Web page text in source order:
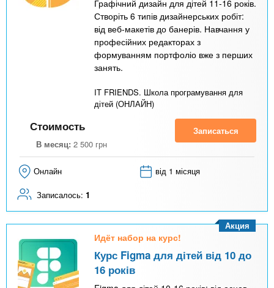
Графічний дизайн для дітей 11-16 років.
Створіть 6 типів дизайнерських робіт:
від веб-макетів до банерів. Навчання у
професійних редакторах з
формуванням портфоліо вже з перших
занять.
IT FRIENDS. Школа програмування для
дітей (ОНЛАЙН)
Стоимость
В месяц: 2 500 грн
Записаться
Онлайн від 1 місяця
Записалось: 1
Идёт набор на курс!
Курс Figma для дітей від 10 до
16 років
Акция